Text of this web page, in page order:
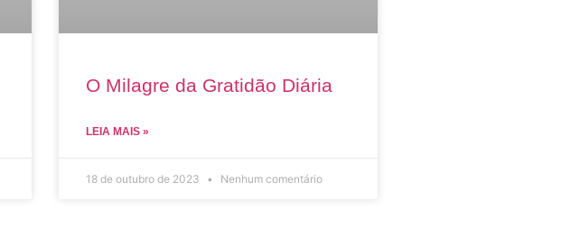
O Milagre da Gratidão Diária
LEIA MAIS »
18 de outubro de 2023 Nenhum comentário